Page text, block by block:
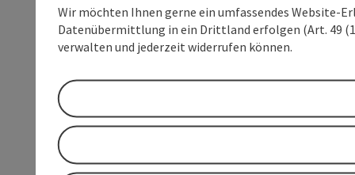
Wir möchten Ihnen gerne ein umfassendes Website-
Datenübermittlung in ein Drittland erfolgen (Art. 49
verwalten und jederzeit widerrufen können.